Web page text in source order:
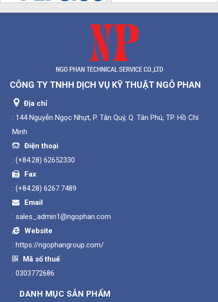
CÔNG TY TNHH DỊCH VỤ KỸ THUẬT NGÔ PHAN
Địa chỉ
: 144 Nguyễn Ngọc Nhựt, P. Tân Quý, Q. Tân Phú, TP. Hồ Chí
Minh
Điện thoại
: (+84.28) 62652330
Fax
: (+84.28) 6267.7489
Email
: sales_admin1@ngophan.com
Website
: https://ngophangroup.com/
Mã số thuế
: 0303772686
DANH MỤC SẢN PHẨM